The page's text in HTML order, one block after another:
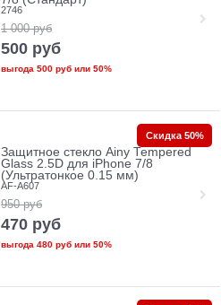
2746
1 000 руб
500 руб
выгода 500 рубили 50%
Защитное стекло Ainy Tempered
Glass 2.5D для iPhone 7/8
(Ультратонкое 0.15 мм)
AF-A607
950 руб
470 руб
выгода 480 рубили 50%
Скидка 50%